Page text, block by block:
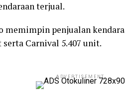
terjual.
memimpin penjualan
Carnival 5.407 unit.
ADVERTISEMENT